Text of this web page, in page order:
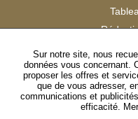
Sur notre site, nous
données vous concernant.
proposer les offres et
que de vous adresser,
communications et
efficacité.